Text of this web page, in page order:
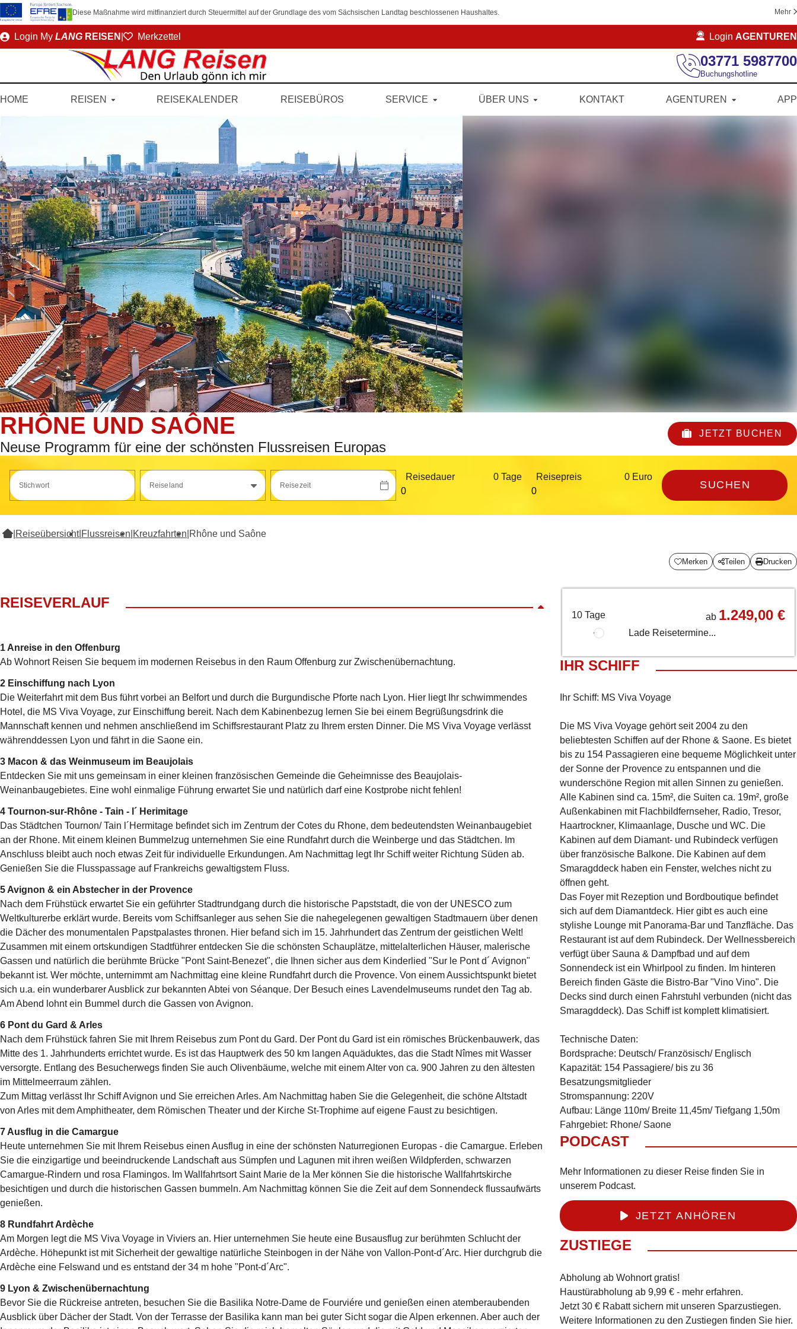
Diese Maßnahme wird mitfinanziert durch Steuermittel auf der Grundlage des vom Sächsischen Landtag beschlossenen Haushaltes. Mehr
DirektLogin My LANG REISEN Merkzettel Login AGENTUREN
03771 5987700
Buchungshotline
HOME REISEN REISEKALENDER REISEBÜROS SERVICE ÜBER UNS KONTAKT AGENTUREN APP
RHÔNE UND SAÔNE
Neuse Programm für eine der schönsten Flussreisen Europas
JETZT BUCHEN
Stichwort Reiseland Reisezeit
Reisedauer 0 Tage Reisepreis 0 Euro
SUCHEN
Reiseübersicht| Flussreisen Kreuzfahrten Rhône und Saône
Merken Teilen Drucken
REISEVERLAUF
1 Anreise in den Offenburg
Ab Wohnort Reisen Sie bequem im modernen Reisebus in den Raum Offenburg zur Zwischenübernachtung.
2 Einschiffung nach Lyon
Die Weiterfahrt mit dem Bus führt vorbei an Belfort und durch die Burgundische Pforte nach Lyon. Hier liegt Ihr schwimmendes
Hotel, die MS Viva Voyage, zur Einschiffung bereit. Nach dem Kabinenbezug lernen Sie bei einem Begrüßungsdrink die
Mannschaft kennen und nehmen anschließend im Schiffsrestaurant Platz zu Ihrem ersten Dinner. Die MS Viva Voyage verlässt
währenddessen Lyon und fährt in die Saone ein.
3 Macon & das Weinmuseum im Beaujolais
Entdecken Sie mit uns gemeinsam in einer kleinen französischen Gemeinde die Geheimnisse des Beaujolais-
Weinanbaugebietes. Eine wohl einmalige Führung erwartet Sie und natürlich darf eine Kostprobe nicht fehlen!
4 Tournon-sur-Rhône - Tain - l´ Herimitage
Das Städtchen Tournon/ Tain l´Hermitage befindet sich im Zentrum der Cotes du Rhone, dem bedeutendsten Weinanbaugebiet
an der Rhone. Mit einem kleinen Bummelzug unternehmen Sie eine Rundfahrt durch die Weinberge und das Städtchen. Im
Anschluss bleibt auch noch etwas Zeit für individuelle Erkundungen. Am Nachmittag legt Ihr Schiff weiter Richtung Süden ab.
Genießen Sie die Flusspassage auf Frankreichs gewaltigstem Fluss.
5 Avignon & ein Abstecher in der Provence
Nach dem Frühstück erwartet Sie ein geführter Stadtrundgang durch die historische Papststadt, die von der UNESCO zum
Weltkulturerbe erklärt wurde. Bereits vom Schiffsanleger aus sehen Sie die nahegelegenen gewaltigen Stadtmauern über denen
die Dächer des monumentalen Papstpalastes thronen. Hier befand sich im 15. Jahrhundert das Zentrum der geistlichen Welt!
Zusammen mit einem ortskundigen Stadtführer entdecken Sie die schönsten Schauplätze, mittelalterlichen Häuser, malerische
Gassen und natürlich die berühmte Brücke "Pont Saint-Benezet", die Ihnen sicher aus dem Kinderlied "Sur le Pont d´ Avignon"
bekannt ist. Wer möchte, unternimmt am Nachmittag eine kleine Rundfahrt durch die Provence. Von einem Aussichtspunkt bietet
sich u.a. ein wunderbarer Ausblick zur bekannten Abtei von Séanque. Der Besuch eines Lavendelmuseums rundet den Tag ab.
Am Abend lohnt ein Bummel durch die Gassen von Avignon.
6 Pont du Gard & Arles
Nach dem Frühstück fahren Sie mit Ihrem Reisebus zum Pont du Gard. Der Pont du Gard ist ein römisches Brückenbauwerk, das
Mitte des 1. Jahrhunderts errichtet wurde. Es ist das Hauptwerk des 50 km langen Aquäduktes, das die Stadt Nîmes mit Wasser
versorgte. Entlang des Besucherwegs finden Sie auch Olivenbäume, welche mit einem Alter von ca. 900 Jahren zu den ältesten
im Mittelmeerraum zählen.
Zum Mittag verlässt Ihr Schiff Avignon und Sie erreichen Arles. Am Nachmittag haben Sie die Gelegenheit, die schöne Altstadt
von Arles mit dem Amphitheater, dem Römischen Theater und der Kirche St-Trophime auf eigene Faust zu besichtigen.
7 Ausflug in die Camargue
Heute unternehmen Sie mit Ihrem Reisebus einen Ausflug in eine der schönsten Naturregionen Europas - die Camargue. Erleben
Sie die einzigartige und beeindruckende Landschaft aus Sümpfen und Lagunen mit ihren weißen Wildpferden, schwarzen
Camargue-Rindern und rosa Flamingos. Im Wallfahrtsort Saint Marie de la Mer können Sie die historische Wallfahrtskirche
besichtigen und durch die historischen Gassen bummeln. Am Nachmittag können Sie die Zeit auf dem Sonnendeck flussaufwärts
genießen.
8 Rundfahrt Ardèche
Am Morgen legt die MS Viva Voyage in Viviers an. Hier unternehmen Sie heute eine Busausflug zur berühmten Schlucht der
Ardèche. Höhepunkt ist mit Sicherheit der gewaltige natürliche Steinbogen in der Nähe von Vallon-Pont-d´Arc. Hier durchgrub die
Ardèche eine Felswand und es entstand der 34 m hohe "Pont-d´Arc".
9 Lyon & Zwischenübernachtung
Bevor Sie die Rückreise antreten, besuchen Sie die Basilika Notre-Dame de Fourviére und genießen einen atemberaubenden
Ausblick über Dächer der Stadt. Von der Terrasse der Basilika kann man bei guter Sicht sogar die Alpen erkennen. Aber auch der
10 Tage ab 1.249,00 €
Lade Reisetermine...
IHR SCHIFF
Ihr Schiff: MS Viva Voyage
Die MS Viva Voyage gehört seit 2004 zu den
beliebtesten Schiffen auf der Rhone & Saone. Es bietet
bis zu 154 Passagieren eine bequeme Möglichkeit unter
der Sonne der Provence zu entspannen und die
wunderschöne Region mit allen Sinnen zu genießen.
Alle Kabinen sind ca. 15m², die Suiten ca. 19m², große
Außenkabinen mit Flachbildfernseher, Radio, Tresor,
Haartrockner, Klimaanlage, Dusche und WC. Die
Kabinen auf dem Diamant- und Rubindeck verfügen
über französische Balkone. Die Kabinen auf dem
Smaragddeck haben ein Fenster, welches nicht zu
öffnen geht.
Das Foyer mit Rezeption und Bordboutique befindet
sich auf dem Diamantdeck. Hier gibt es auch eine
stylishe Lounge mit Panorama-Bar und Tanzfläche. Das
Restaurant ist auf dem Rubindeck. Der Wellnessbereich
verfügt über Sauna & Dampfbad und auf dem
Sonnendeck ist ein Whirlpool zu finden. Im hinteren
Bereich finden Gäste die Bistro-Bar "Vino Vino". Die
Decks sind durch einen Fahrstuhl verbunden (nicht das
Smaragddeck). Das Schiff ist komplett klimatisiert.
Technische Daten:
Bordsprache: Deutsch/ Französisch/ Englisch
Kapazität: 154 Passagiere/ bis zu 36
Besatzungsmitglieder
Stromspannung: 220V
Aufbau: Länge 110m/ Breite 11,45m/ Tiefgang 1,50m
Fahrgebiet: Rhone/ Saone
PODCAST
Mehr Informationen zu dieser Reise finden Sie in
unserem Podcast.
JETZT ANHÖREN
ZUSTIEGE
Abholung ab Wohnort gratis!
Haustürabholung ab 9,99 € - mehr erfahren.
Jetzt 30 € Rabatt sichern mit unseren Sparzustiegen.
Weitere Informationen zu den Zustiegen finden Sie hier.